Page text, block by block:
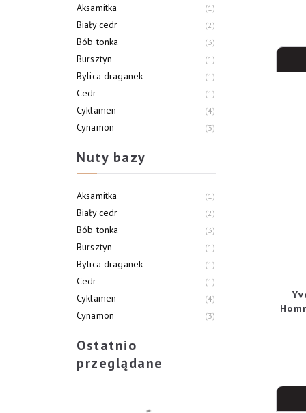
Aksamitka 1
Biały cedr 2
Bób tonka 3
Bursztyn 1
Bylica draganek 1
Cedr 1
Cyklamen 4
Cynamon 3
Drzewo sandałowe
Nuty bazy
Aksamitka 1
Biały cedr 2
Bób tonka 3
Bursztyn 1
Bylica draganek 1
Cedr 1
Cyklamen 4
Cynamon 3
Drzewo sandałowe
Ostatnio
przeglądane